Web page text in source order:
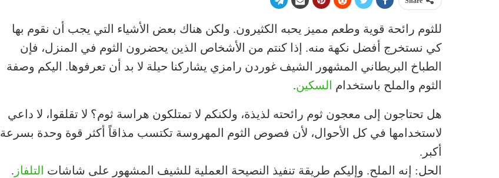
للثوم رائحة قوية وطعم مميز يحبه الكثيرون. ولكن هناك بعض الأشياء التي يجب أن نقوم بها
كي نستخرج أفضل نكهة منه. إذا كنتم من الأشخاص الذين يحضرون الثوم في المنزل، فإن
الطباخ البريطاني المشهور الشيف غوردن رامزي يشاركنا حيلة لا بد أن تعرفوها. اليكم وصفة
الثوم والملح باستخدام السكين.
هل تحتاجون إلى معجون ثوم رائحته لذيذة، ولكنكم لا تمتلكون هراسة ثوم؟ لا تقلقوا، لا داعي
لاستخدامها في كل الأحوال، لأن فصوص الثوم المهروسة تكتسب مذاقاً أكثر قوة وحدة بسرعة
أكبر.
الحل: إنه الملح. وإليكم طريقة تنفيذ النصيحة العملية للشيف المشهور على شاشات التلفاز .